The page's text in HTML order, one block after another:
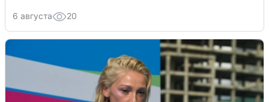
6 августа 20